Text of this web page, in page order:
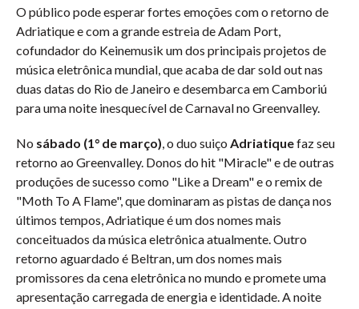
O público pode esperar fortes emoções com o retorno de
Adriatique e com a grande estreia de Adam Port,
cofundador do Keinemusik um dos principais projetos de
música eletrônica mundial, que acaba de dar sold out nas
duas datas do Rio de Janeiro e desembarca em Camboriú
para uma noite inesquecível de Carnaval no Greenvalley.
No sábado (1° de março) , o duo suiço Adriatiquefaz seu
retorno ao Greenvalley. Donos do hit "Miracle" e de outras
produções de sucesso como "Like a Dream" e o remix de
"Moth To A Flame", que dominaram as pistas de dança nos
últimos tempos, Adriatique é um dos nomes mais
conceituados da música eletrônica atualmente. Outro
retorno aguardado é Beltran, um dos nomes mais
promissores da cena eletrônica no mundo e promete uma
apresentação carregada de energia e identidade. A noite